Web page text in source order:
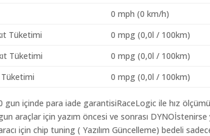
0 mph (0 km/h)
Tüketimi
0 mpg (0,0l / 100km)
Tüketimi
0 mpg (0,0l / 100km)
Tüketimi
0 mpg (0,0l / 100km)
gun içinde para iade garantisiRaceLogic ile hız
araçlar için yazım öncesi ve sonrası
için chip tuning ( Yazılım Güncelleme) bedeli